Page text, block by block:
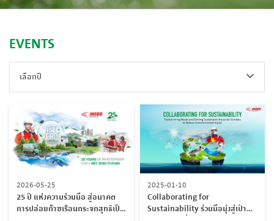
EVENTS
เลือกปี
2026-05-25
25 ปี แห่งความร่วมมือ สู่อนาคต
การปล่อยก๊าซเรือนกระจกสุทธิเป็น
2025-01-10
Collaborating for
Sustainability ร่วมมือมุ่งสู่เป้า